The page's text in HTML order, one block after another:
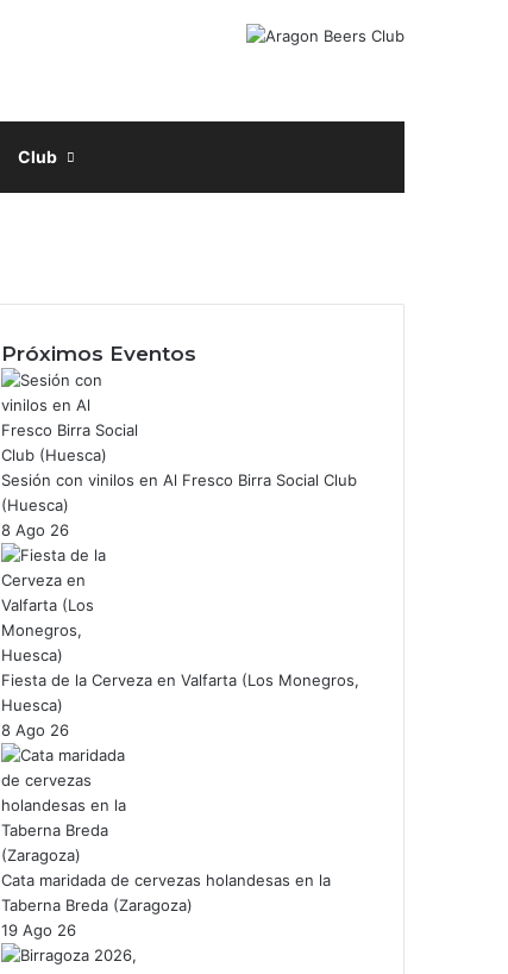
Club
Próximos Eventos
Sesión con vinilos en Al Fresco Birra Social Club
(Huesca)
8 Ago 26
Fiesta de la Cerveza en Valfarta (Los Monegros,
Huesca)
8 Ago 26
Cata maridada de cervezas holandesas en la
Taberna Breda (Zaragoza)
19 Ago 26